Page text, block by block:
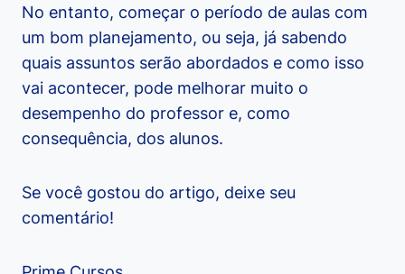
No entanto, começar o período de aulas com
um bom planejamento, ou seja, já sabendo
quais assuntos serão abordados e como isso
vai acontecer, pode melhorar muito o
desempenho do professor e, como
consequência, dos alunos.
Se você gostou do artigo, deixe seu
comentário!